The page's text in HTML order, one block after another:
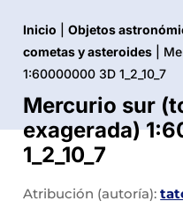
Inicio |Objetos
cometas y asteroides |
1:60000000 3D 1_2_10_7
Mercurio sur
exagerada)
1_2_10_7
Atribución (autoría):